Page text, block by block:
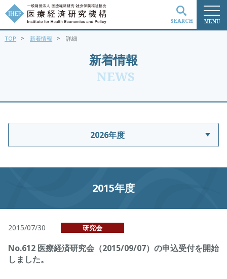
MENU
SEARCH
新着情報
NEWS
TOP > 新着情報 > 詳細
2026年度
2015年度
2015/07/30 研究会
No.612 医療経済研究会（2015/09/07）の申込受付を開始
しました。